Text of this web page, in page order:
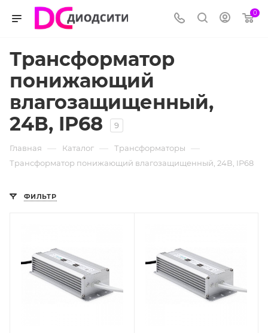
0
Трансформатор
понижающий
влагозащищенный,
24В, IP68
9
Главная — Каталог — Трансформаторы —
Трансформатор понижающий влагозащищенный, 24В, IP68
ФИЛЬТР